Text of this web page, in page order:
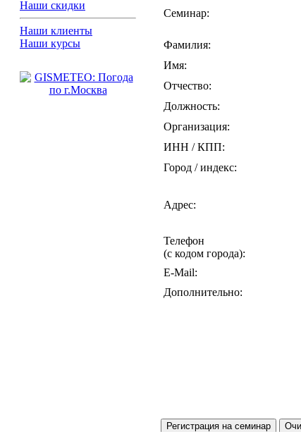
Наши скидки
Наши клиенты
Наши курсы
Cеминар:
Фамилия:
Имя:
Отчество:
Должность:
Организация:
ИНН / КПП:
Город / индекс:
Адрес:
Телефон
(с кодом города):
E-Mail:
Дополнительно: